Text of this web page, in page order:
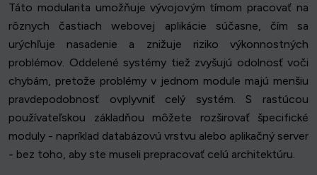
Táto modularita umožňuje vývojovým tímom pracovať na
rôznych častiach webovej aplikácie súčasne, čím sa
urýchľuje nasadenie a znižuje riziko výkonnostných
problémov. Oddelené systémy tiež zvyšujú odolnosť voči
chybám, pretože problémy v jednom module majú menšiu
pravdepodobnosť ovplyvniť celý systém. S rastúcou
používateľskou základňou môžete rozširovať špecifické
moduly - napríklad databázovú vrstvu alebo aplikačný server
- bez toho, aby ste museli prepracovať celú architektúru.